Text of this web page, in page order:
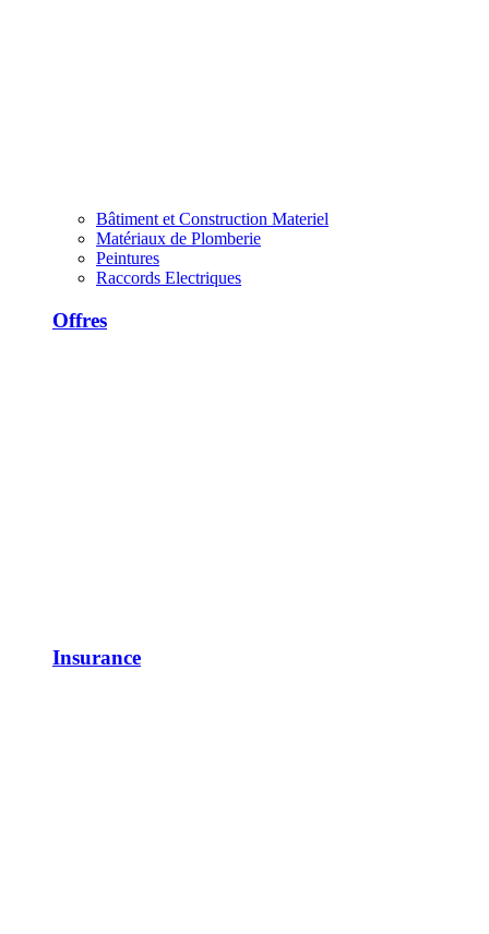
Bâtiment et Construction Materiel
Matériaux de Plomberie
Peintures
Raccords Electriques
Offres
Insurance